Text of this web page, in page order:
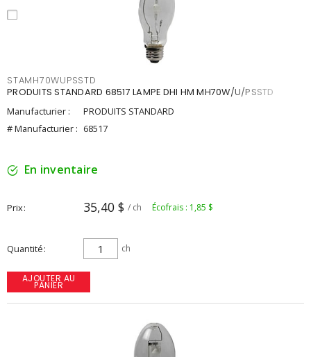
STAMH70WUPSSTD
PRODUITS STANDARD 68517 LAMPE DHI HM MH70W/U/PSSTD
Manufacturier :
PRODUITS STANDARD
# Manufacturier : 68517
En inventaire
Prix 35,40 $ / ch Écofrais : 1,85 $
Quantité ch
AJOUTER AU
PANIER